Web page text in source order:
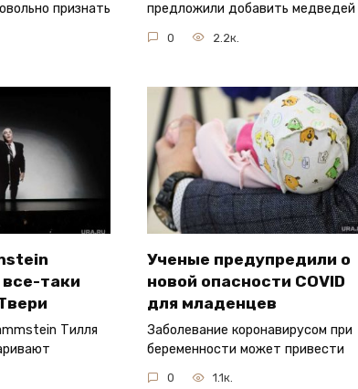
признать
предложили добавить медведей
0 2.2к.
таки
Тилля
Ученые предупредили о
новой опасности COVID
для младенцев
Заболевание коронавирусом при
беременности может привести
0 1.1к.